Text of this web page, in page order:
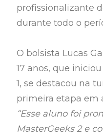
profissionalizante
durante todo o
O bolsista Lucas
17 anos, que
1, se destacou na
primeira etapa em
“Esse aluno foi
MasterGeeks 2 e